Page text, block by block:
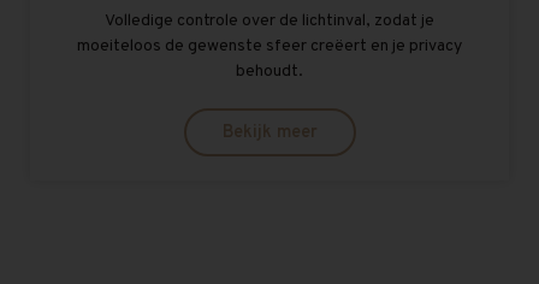
Volledige controle over de lichtinval, zodat je
moeiteloos de gewenste sfeer creëert en je privacy
behoudt.
Bekijk meer